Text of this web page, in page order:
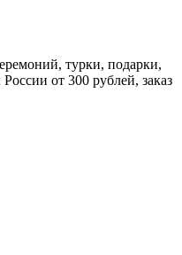
турки, подарки,
от 300 рублей, заказ